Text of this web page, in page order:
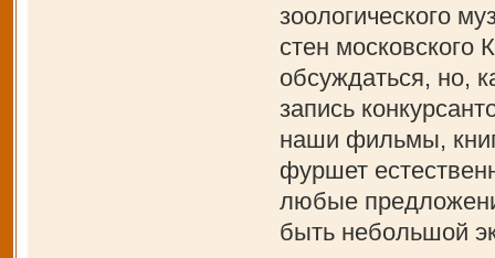
зоологического
стен
обсуждаться, но,
запись
наши фильмы,
фуршет
любые
быть небольшой